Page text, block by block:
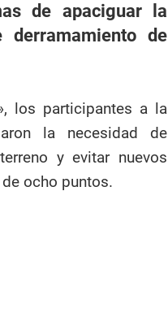
de apaciguar la
de
los participantes a la
la necesidad de
y evitar nuevos
ocho puntos.